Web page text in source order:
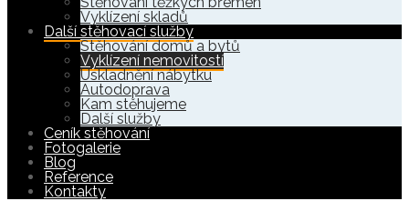
Vyklízení skladů
Další stěhovací služby
Stěhování domů a bytů
Vyklízení nemovitostí
Uskladnění nábytku
Autodoprava
Kam stěhujeme
Další služby
Ceník stěhování
Fotogalerie
Blog
Reference
Kontakty